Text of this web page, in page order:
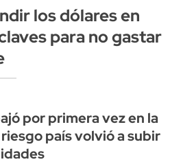
los dólares en
para no gastar
por primera vez en la
país volvió a subir